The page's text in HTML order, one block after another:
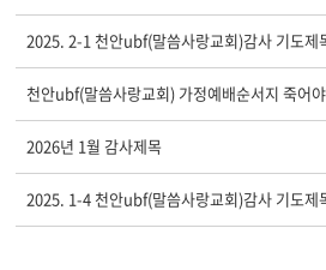
2025. 2-1 천안ubf(말씀사랑교회)감사 기도제
천안ubf(말씀사랑교회) 가정예배순서지 죽어
2026년 1월 감사제목
2025. 1-4 천안ubf(말씀사랑교회)감사 기도제